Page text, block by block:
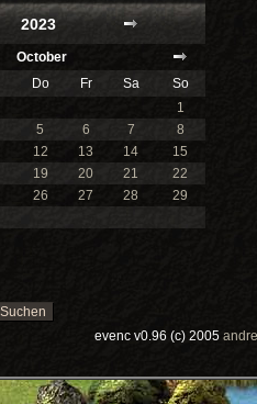
2023
October
Do Fr Sa
So
1
5 6 7
8
12 13 14
15
19 20 21
22
26 27 28
29
evenc v0.96 (c) 2005